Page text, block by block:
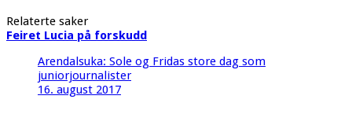
Relaterte saker
Feiret Lucia på forskudd
Arendalsuka: Sole og Fridas store dag som
juniorjournalister
16. august 2017